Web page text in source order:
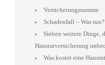
Versicherungssumme
Schadenfall – Was tun?
Sieben weitere Dinge,
Hausratversicherung
Was kostet eine